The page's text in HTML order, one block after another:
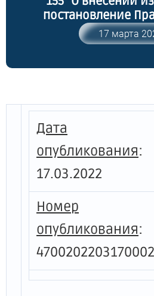
постановление
Ленинградской
2018 года № 33 "Об
грантов в форме
области
организациям в связи
льготных тарифов
ресурсы (услуги)
горячего
населению на
Ленинградской
реализации
программы
"Обеспечение
коммунальной и
инфраструктуры
энергоэффективности
17 марта
Дата
опубликования:
17.03.2022
Номер
опубликования:
4700202203170002